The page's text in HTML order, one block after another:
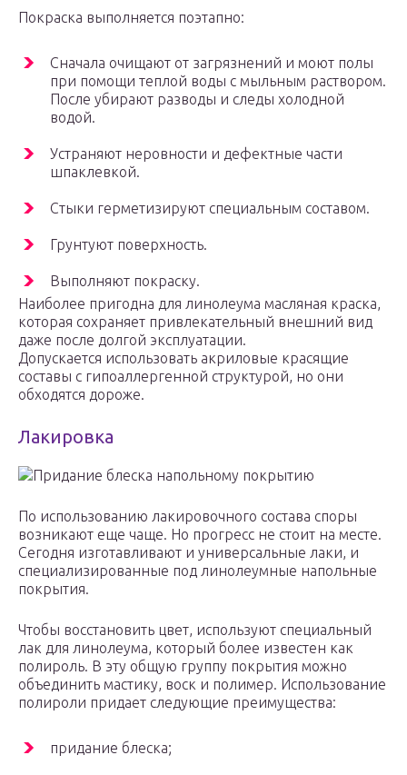
Покраска выполняется поэтапно:
Сначала очищают от загрязнений и моют полы
при помощи теплой воды с мыльным раствором.
После убирают разводы и следы холодной
водой.
Устраняют неровности и дефектные части
шпаклевкой.
Стыки герметизируют специальным составом.
Грунтуют поверхность.
Выполняют покраску.
Наиболее пригодна для линолеума масляная краска,
которая сохраняет привлекательный внешний вид
даже после долгой эксплуатации.
Допускается использовать акриловые красящие
составы с гипоаллергенной структурой, но они
обходятся дороже.
Лакировка
Придание блеска напольному покрытию
По использованию лакировочного состава споры
возникают еще чаще. Но прогресс не стоит на месте.
Сегодня изготавливают и универсальные лаки, и
специализированные под линолеумные напольные
покрытия.
Чтобы восстановить цвет, используют специальный
лак для линолеума, который более известен как
полироль. В эту общую группу покрытия можно
объединить мастику, воск и полимер. Использование
полироли придает следующие преимущества:
придание блеска;